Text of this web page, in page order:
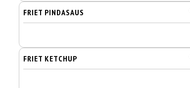
FRIET PINDASAUS
FRIET KETCHUP